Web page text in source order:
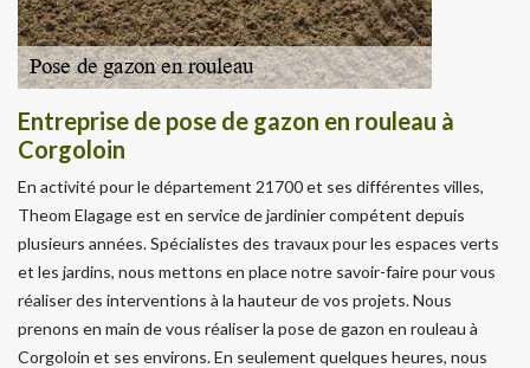
Entreprise de pose de gazon en rouleau à
Corgoloin
En activité pour le département 21700 et ses différentes villes,
Theom Elagage est en service de jardinier compétent depuis
plusieurs années. Spécialistes des travaux pour les espaces verts
et les jardins, nous mettons en place notre savoir-faire pour vous
réaliser des interventions à la hauteur de vos projets. Nous
prenons en main de vous réaliser la pose de gazon en rouleau à
Corgoloin et ses environs. En seulement quelques heures, nous